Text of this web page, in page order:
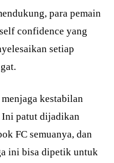
para pemain
confidence yang
setiap
kestabilan
Ini patut dijadikan
FC semuanya, dan
ini bisa dipetik untuk